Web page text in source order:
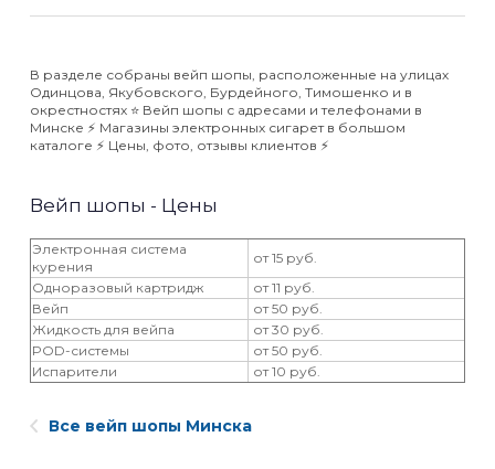
В разделе собраны вейп шопы, расположенные на улицах
Одинцова, Якубовского, Бурдейного, Тимошенко и в
окрестностях ⭐️ Вейп шопы с адресами и телефонами в
Минске ⚡️ Магазины электронных сигарет в большом
каталоге ⚡️ Цены, фото, отзывы клиентов ⚡️
Вейп шопы - Цены
Электронная система
курения
от 15 руб.
Одноразовый картридж
от 11 руб.
Вейп
от 50 руб.
Жидкость для вейпа
от 30 руб.
POD-системы
от 50 руб.
Испарители
от 10 руб.
Все вейп шопы Минска